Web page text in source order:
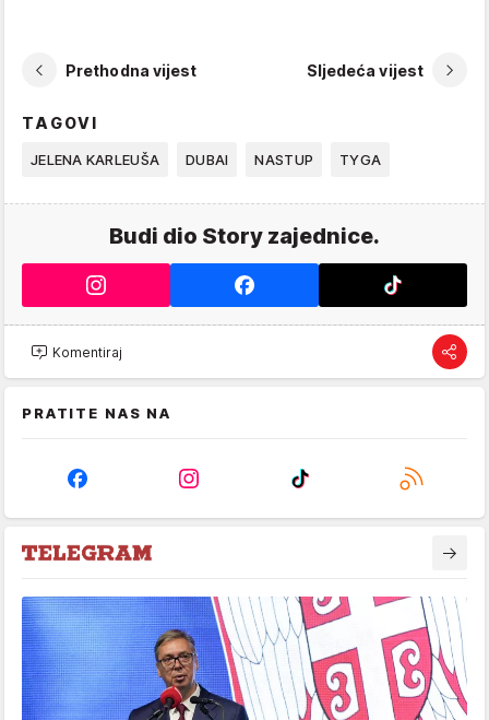
Prethodna vijest Sljedeća vijest
TAGOVI
JELENA KARLEUŠA DUBAI NASTUP TYGA
Budi dio Story zajednice.
Komentiraj
PRATITE NAS NA